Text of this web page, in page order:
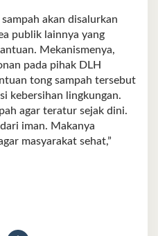
akan disalurkan
publik lainnya yang
Mekanismenya,
pada pihak DLH
tong sampah tersebut
kebersihan lingkungan.
agar teratur sejak dini.
iman. Makanya
masyarakat sehat,”